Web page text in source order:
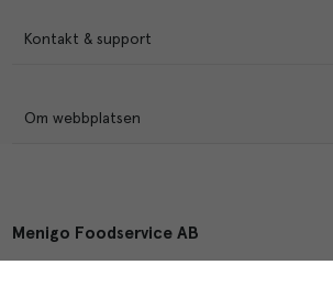
Kontakt & support
Om webbplatsen
Menigo Foodservice AB